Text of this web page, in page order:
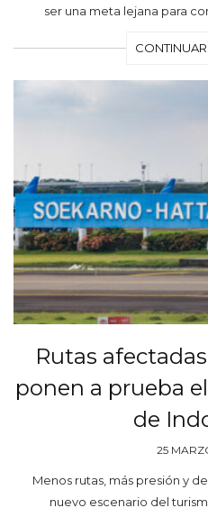
ser una meta lejana para
Rutas
ponen a prueba
de
25
Menos rutas, más presión y
nuevo escenario del